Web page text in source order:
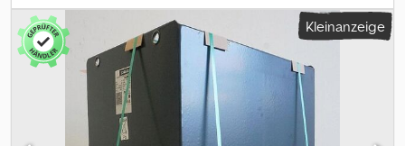
Batteriebehälter, Batterieabmessungen: 830 x 738 x 627 mm,
Fahrzeugstecker: MRC 160A, Wirkungsgrad: 69 %, gebrauchte
GRUMA-Antriebsbatterie 48V 6PzS 690Ah, in einem Stahlbehälter
nach DIN A, befüllt und geladen, mit Stecker 160A MRC,
Eigengewicht 1013 kg, geprüft am 20.07.2026 mit einem
Wirkungsgrad von 69 %, Behälterfarbe RAL 2002. Dodpezrz Nusfx
Kleinanzeige